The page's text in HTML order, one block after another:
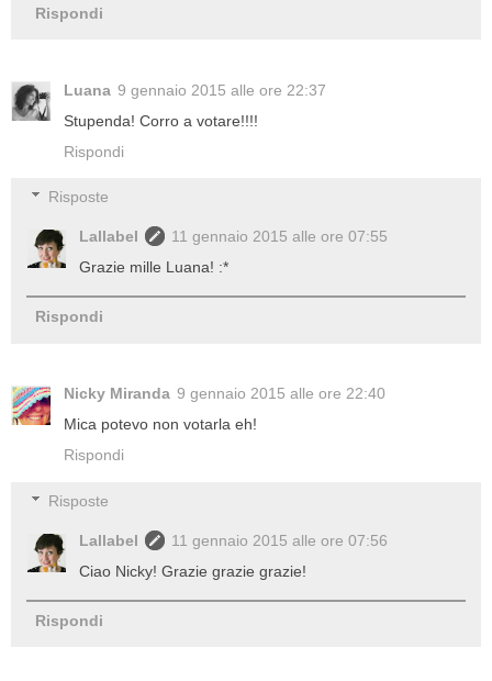
Rispondi
Luana 9 gennaio 2015 alle ore 22:37
Stupenda! Corro a votare!!!!
Rispondi
Risposte
Lallabel
11 gennaio 2015 alle ore 07:55
Grazie mille Luana! :*
Rispondi
Nicky Miranda 9 gennaio 2015 alle ore 22:40
Mica potevo non votarla eh!
Rispondi
Risposte
Lallabel
11 gennaio 2015 alle ore 07:56
Ciao Nicky! Grazie grazie grazie!
Rispondi